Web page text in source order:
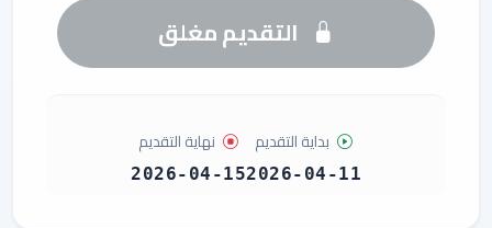
التقديم مغلق
بداية التقديم
2026-04-11
نهاية التقديم
2026-04-15